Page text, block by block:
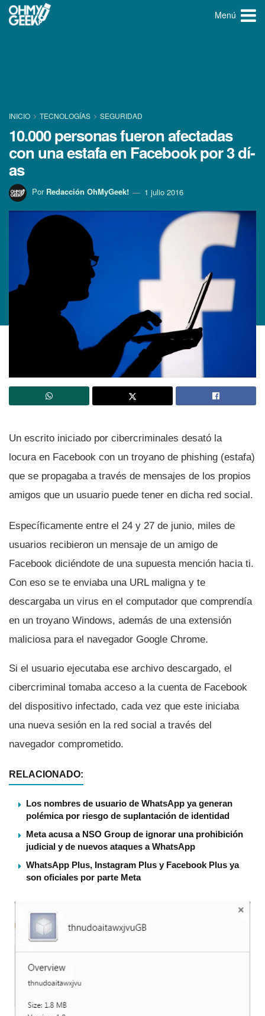
Menú
INICIO TECNOLOGÍ­AS SEGURIDAD
10.000 personas fueron afectadas
con una estafa en Facebook por 3 dí­
as
Por Redacción OhMyGeek! 1 julio 2016
Un escrito iniciado por cibercriminales desató la
locura en Facebook con un troyano de phishing (estafa)
que se propagaba a través de mensajes de los propios
amigos que un usuario puede tener en dicha red social.
Especí­ficamente entre el 24 y 27 de junio, miles de
usuarios recibieron un mensaje de un amigo de
Facebook diciéndote de una supuesta mención hacia ti.
Con eso se te enviaba una URL maligna y te
descargaba un virus en el computador que comprendí­a
en un troyano Windows, además de una extensión
maliciosa para el navegador Google Chrome.
Si el usuario ejecutaba ese archivo descargado, el
cibercriminal tomaba acceso a la cuenta de Facebook
del dispositivo infectado, cada vez que este iniciaba
una nueva sesión en la red social a través del
navegador comprometido.
RELACIONADO:
Los nombres de usuario de WhatsApp ya generan
polémica por riesgo de suplantación de identidad
Meta acusa a NSO Group de ignorar una prohibición
judicial y de nuevos ataques a WhatsApp
WhatsApp Plus, Instagram Plus y Facebook Plus ya
son oficiales por parte Meta